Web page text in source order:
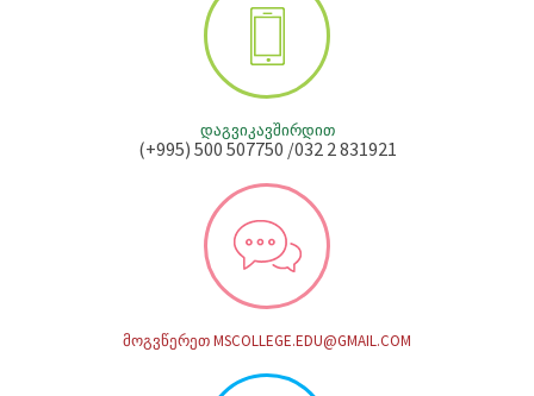
ᲓᲐᲒᲕᲘᲙᲐᲕᲨᲘᲠᲓᲘᲗ
(+995) 500 507750 /032 2 831921
ᲛᲝᲒᲕᲬᲔᲠᲔᲗ MSCOLLEGE.EDU@GMAIL.COM